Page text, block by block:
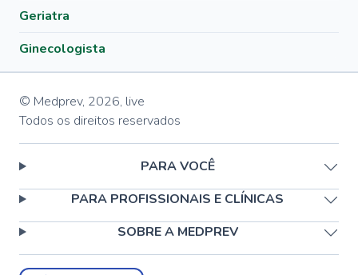
Geriatra
Ginecologista
© Medprev, 2026, live
Todos os direitos reservados
PARA VOCÊ
PARA PROFISSIONAIS E CLÍNICAS
SOBRE A MEDPREV